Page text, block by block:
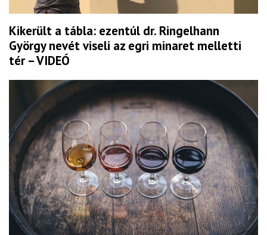
Kikerült a tábla: ezentúl dr. Ringelhann
György nevét viseli az egri minaret melletti
tér – VIDEÓ